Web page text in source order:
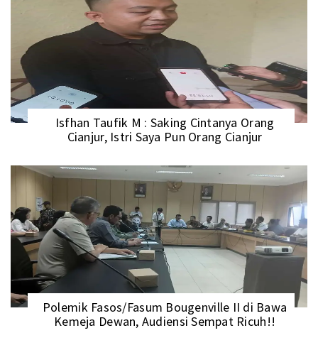
Isfhan Taufik M : Saking Cintanya Orang
Cianjur, Istri Saya Pun Orang Cianjur
Polemik Fasos/Fasum Bougenville II di Bawa
Kemeja Dewan, Audiensi Sempat Ricuh!!